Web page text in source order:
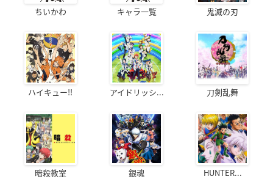
ちいかわ キャラ一覧 鬼滅の刃
ハイキュー!! アイドリッシ... 刀剣乱舞
暗殺教室 銀魂 HUNTER...